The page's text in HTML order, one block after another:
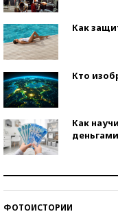
Как
Кто
Как
ФОТОИСТОРИИ